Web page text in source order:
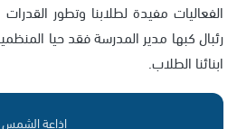
الفعاليات مفيدة لطلابنا وتطور
رئبال كبها مدير المدرسة فقد حيا
ابنائنا الطلاب.
إذاعة الشمس